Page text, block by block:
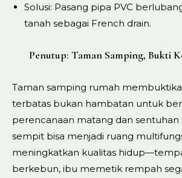
Solusi: Pasang pipa PVC
tanah sebagai French drain.
Penutup: Taman Samping, Bukti
Taman samping rumah
terbatas bukan hambatan untuk
perencanaan matang dan sentuhan
sempit bisa menjadi ruang
meningkatkan kualitas
berkebun, ibu memetik rempah